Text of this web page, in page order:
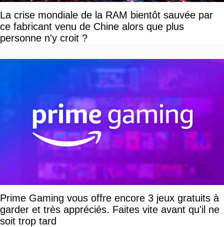
La crise mondiale de la RAM bientôt sauvée par
ce fabricant venu de Chine alors que plus
personne n'y croit ?
Prime Gaming vous offre encore 3 jeux gratuits à
garder et très appréciés. Faites vite avant qu'il ne
soit trop tard